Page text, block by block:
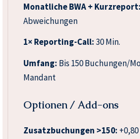
Monatliche BWA + Kurzreport:
Abweichungen
1× Reporting-Call:30 Min.
Umfang: Bis 150 Buchungen/
Mandant
Optionen / Add-ons
Zusatzbuchungen >150: